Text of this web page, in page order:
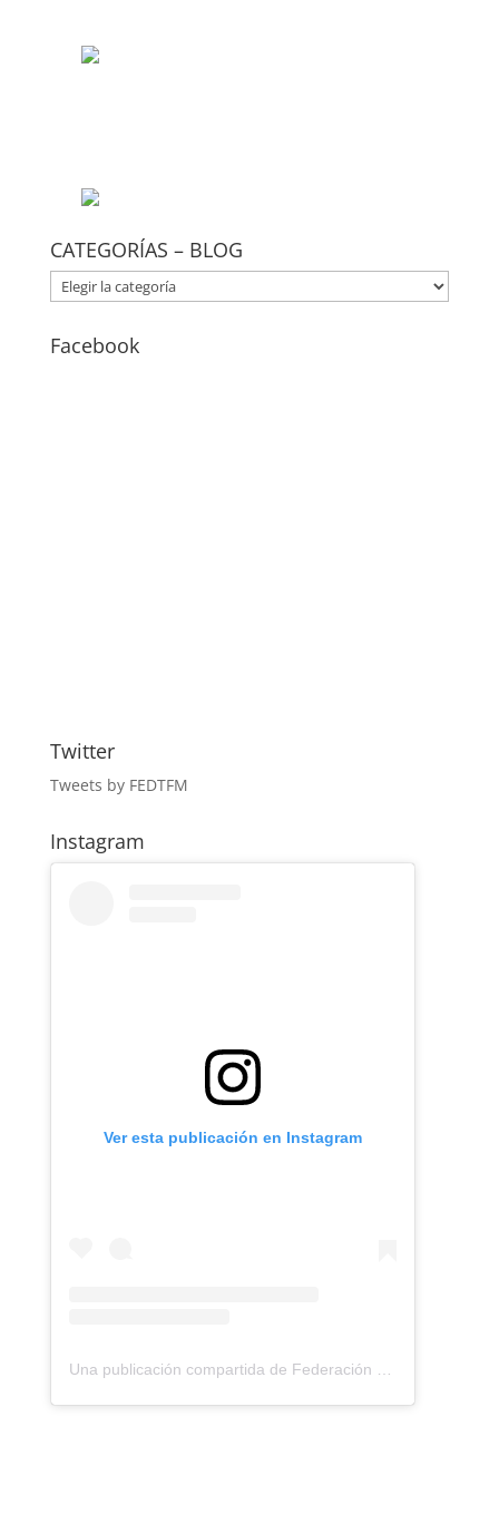
CATEGORÍAS – BLOG
CATEGORÍAS
–
Facebook
Twitter
Tweets by FEDTFM
Instagram
Ver esta publicación en Instagram
Una publicación compartida de Federación Montañismo Tenerife (@federacion_montanismo_tenerife)